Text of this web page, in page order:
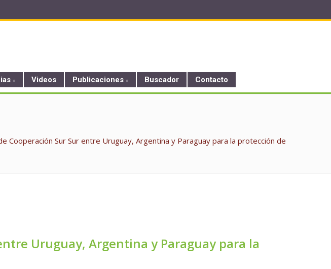
Videos Publicaciones Buscador Contacto
Cooperación Sur Sur entre Uruguay, Argentina y Paraguay para la protección de
Uruguay, Argentina y Paraguay para la